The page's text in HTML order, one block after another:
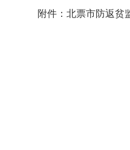
附件：北票市防返贫